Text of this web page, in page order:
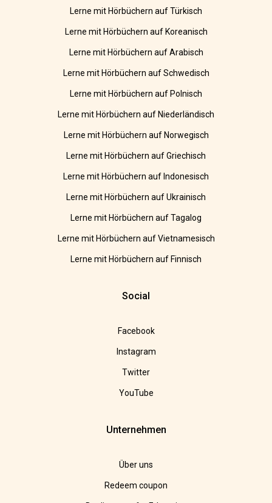
Lerne mit Hörbüchern auf Türkisch
Lerne mit Hörbüchern auf Koreanisch
Lerne mit Hörbüchern auf Arabisch
Lerne mit Hörbüchern auf Schwedisch
Lerne mit Hörbüchern auf Polnisch
Lerne mit Hörbüchern auf Niederländisch
Lerne mit Hörbüchern auf Norwegisch
Lerne mit Hörbüchern auf Griechisch
Lerne mit Hörbüchern auf Indonesisch
Lerne mit Hörbüchern auf Ukrainisch
Lerne mit Hörbüchern auf Tagalog
Lerne mit Hörbüchern auf Vietnamesisch
Lerne mit Hörbüchern auf Finnisch
Social
Facebook
Instagram
Twitter
YouTube
Unternehmen
Über uns
Redeem coupon